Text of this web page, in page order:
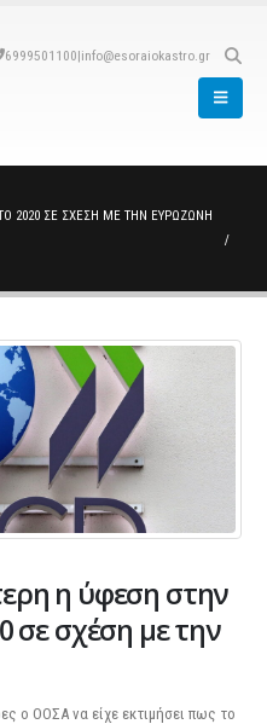
6999501100|info@esoraiokastro.gr
2020 ΣΕ ΣΧΈΣΗ ΜΕ ΤΗΝ ΕΥΡΩΖΏΝΗ
η ύφεση στην
σε σχέση με την
ο ΟΟΣΑ να είχε εκτιμήσει πως το